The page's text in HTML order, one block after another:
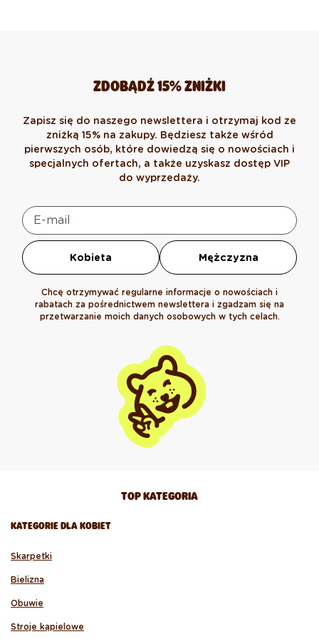
ZDOBĄDŹ 15% ZNIŻKI
Zapisz się do naszego newslettera i otrzymaj kod ze
zniżką 15% na zakupy. Będziesz także wśród
pierwszych osób, które dowiedzą się o nowościach i
specjalnych ofertach, a także uzyskasz dostęp VIP
do wyprzedaży.
Kobieta Mężczyzna
Chcę otrzymywać regularne informacje o nowościach i
rabatach za pośrednictwem newslettera i zgadzam się na
przetwarzanie moich danych osobowych w tych celach.
TOP KATEGORIA
KATEGORIE DLA KOBIET
Skarpetki
Bielizna
Obuwie
Stroje kąpielowe